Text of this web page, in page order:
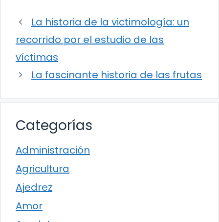
La historia de la victimología: un
recorrido por el estudio de las
víctimas
La fascinante historia de las frutas
Categorías
Administración
Agricultura
Ajedrez
Amor